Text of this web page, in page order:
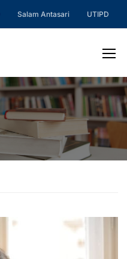
Salam Antasari UTIPD